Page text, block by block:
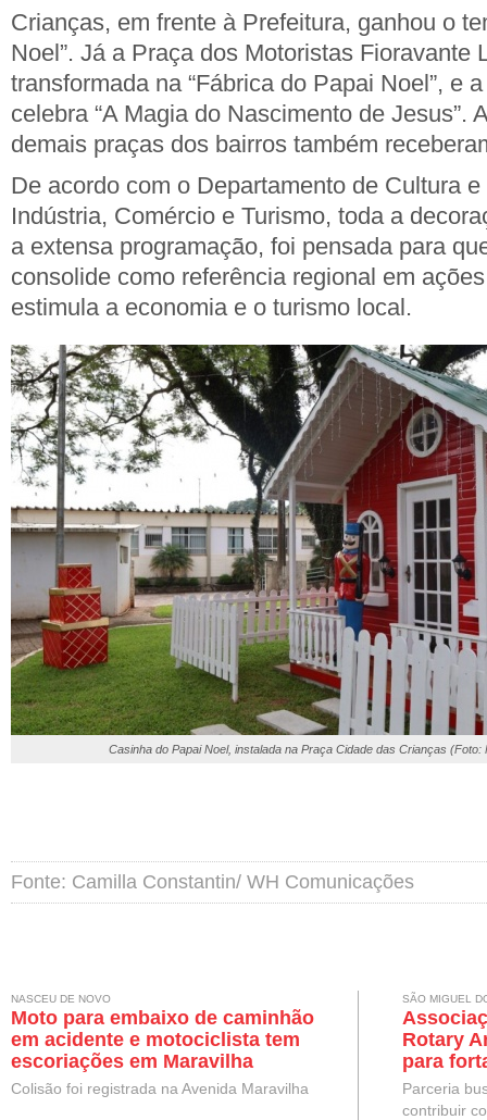
Crianças, em frente à Prefeitura, ganhou o
Noel”. Já a Praça dos Motoristas Fioravante
transformada na “Fábrica do Papai Noel”, e
celebra “A Magia do Nascimento de Jesus”.
demais praças dos bairros também
De acordo com o Departamento de Cultura
Indústria, Comércio e Turismo, toda a
a extensa programação, foi pensada para
consolide como referência regional em
estimula a economia e o turismo local.
Casinha do Papai Noel, instalada na Praça Cidade das Crianças (Foto:
Fonte: Camilla Constantin/ WH Comunicações
NASCEU DE NOVO
Moto para embaixo de caminhão
em acidente e motociclista tem
escoriações em Maravilha
Colisão foi registrada na Avenida Maravilha
SÃO MIGUEL
Rotary
para
pessoas
Miguel
Parceria
contribuir